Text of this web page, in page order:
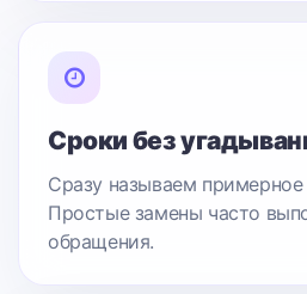
Сроки без
Сразу называем
Простые замены часто
обращения.